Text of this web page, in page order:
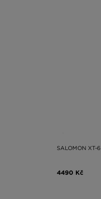
SALOMON XT-6
4490 Kč